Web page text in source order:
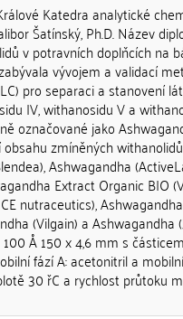
Katedra analytické
Šatínský, Ph.D. Název
v potravních doplňcích na
vývojem a validací
pro separaci a stanovení
IV, withanosidu V a
označované jako
zmíněných
Ashwagandha
Extract Organic BIO
nutraceutics),
(Vilgain) a Ashwagandha
Å 150 x 4,6 mm s
fází A: acetonitril a
30 řC a rychlost průtoku